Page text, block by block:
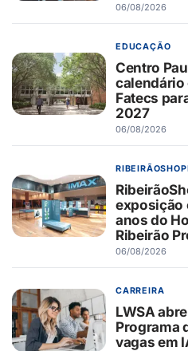
06/08/2026
EDUCAÇÃO
Centro
calendário
Fatecs
2027
06/08/2026
exposição
anos do
Ribeirão
06/08/2026
CARREIRA
LWSA
Programa
vagas em